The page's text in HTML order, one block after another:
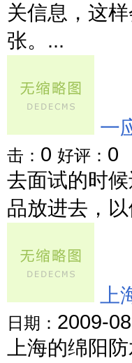
关信息，这
张。...
一
击： 0 好评： 0
去面试的时
品放进去，
日期： 2009-
上海的绵阳